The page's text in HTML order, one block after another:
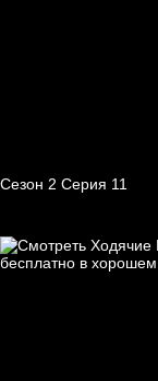
Сезон 2 Серия 11